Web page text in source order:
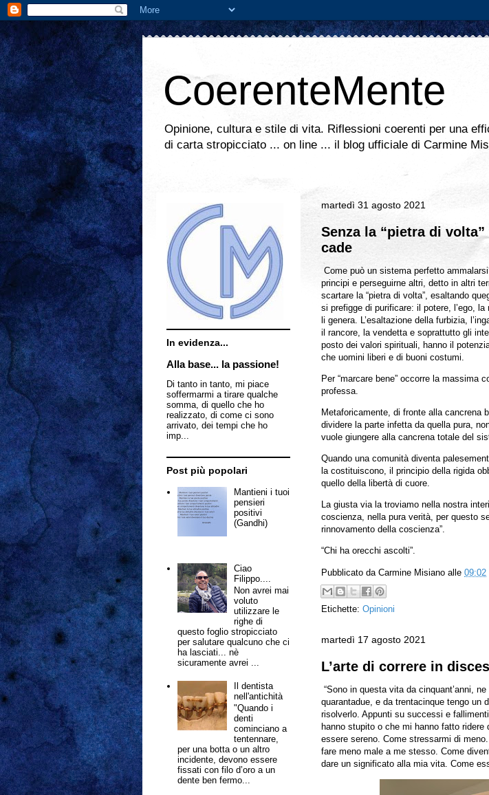
CoerenteMente
Opinione, cultura e stile di vita. Riflessioni coerenti per una
di carta stropicciato ... on line ... il blog ufficiale di Carmine
martedì 31 agosto 2021
Senza la “pietra di
cade
Come può un sistema perfetto
principi e perseguirne altri, detto in altri
scartare la “pietra di volta”, esaltando
si prefigge di purificare: il potere, l’ego, la
li genera. L’esaltazione della furbizia,
il rancore, la vendetta e soprattutto gli
posto dei valori spirituali, hanno il
che uomini liberi e di buoni costumi.
Per “marcare bene” occorre la massima
professa.
Metaforicamente, di fronte alla cancrena
dividere la parte infetta da quella pura,
vuole giungere alla cancrena totale del
Quando una comunità diventa
la costituiscono, il principio della rigida
quello della libertà di cuore.
La giusta via la troviamo nella nostra
coscienza, nella pura verità, per questo
rinnovamento della coscienza”.
“Chi ha orecchi ascolti”.
Pubblicato da Carmine Misiano alle 09:02
Etichette: Opinioni
martedì 17 agosto 2021
L’arte di correre in
“Sono in questa vita da cinquant’anni,
quarantadue, e da trentacinque tengo un
risolverlo. Appunti su successi e
hanno stupito o che mi hanno fatto ridere
essere sereno. Come stressarmi di
fare meno male a me stesso. Come
dare un significato alla mia vita. Come
In evidenza...
Alla base... la passione!
Di tanto in tanto, mi piace
soffermarmi a tirare qualche
somma, di quello che ho
realizzato, di come ci sono
arrivato, dei tempi che ho
imp...
Post più popolari
Mantieni i tuoi
pensieri
positivi
(Gandhi)
Ciao
Filippo....
Non avrei mai
voluto
utilizzare le
righe di
questo foglio stropicciato
per salutare qualcuno che ci
ha lasciati... nè
sicuramente avrei ...
Il dentista
nell'antichità
"Quando i
denti
cominciano a
tentennare,
per una botta o un altro
incidente, devono essere
fissati con filo d’oro a un
dente ben fermo...